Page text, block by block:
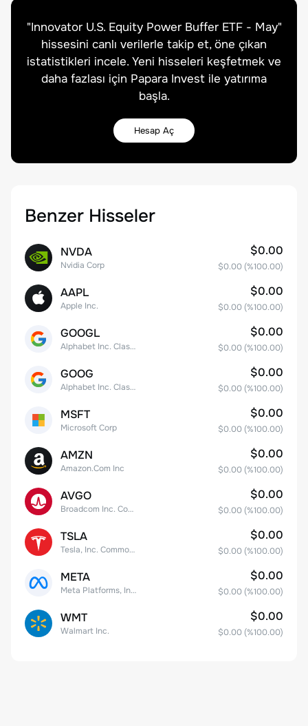
"Innovator U.S. Equity Power Buffer ETF - May"
hissesini canlı verilerle takip et, öne çıkan
istatistikleri incele. Yeni hisseleri keşfetmek ve
daha fazlası için Papara Invest ile yatırıma
başla.
Hesap Aç
Benzer Hisseler
NVDA
Nvidia Corp
$0.00
$0.00 (%100.00)
AAPL
Apple Inc.
$0.00
$0.00 (%100.00)
GOOGL
Alphabet Inc. Class A Common Stock
$0.00
$0.00 (%100.00)
GOOG
Alphabet Inc. Class C Capital Stock
$0.00
$0.00 (%100.00)
MSFT
Microsoft Corp
$0.00
$0.00 (%100.00)
AMZN
Amazon.Com Inc
$0.00
$0.00 (%100.00)
AVGO
Broadcom Inc. Common Stock
$0.00
$0.00 (%100.00)
TSLA
Tesla, Inc. Common Stock
$0.00
$0.00 (%100.00)
META
Meta Platforms, Inc. Class A Common Stock
$0.00
$0.00 (%100.00)
WMT
Walmart Inc.
$0.00
$0.00 (%100.00)